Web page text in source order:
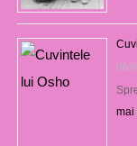
06/
mai